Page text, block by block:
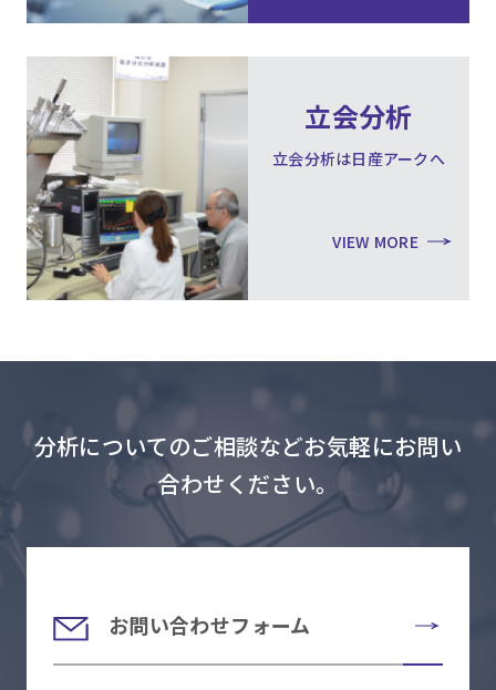
立会分析
立会分析は日産アークへ
VIEW MORE
分析についてのご相談などお気軽にお問い
合わせください。
お問い合わせフォーム